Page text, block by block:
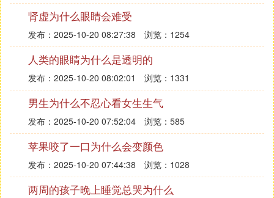
3、吃刺激性食物过多。如果吃刺激性的食物过多，
例如，辛辣的或者是油腻的食物过多，则也会刺激头
发出油。
4、睡眠不规律，尤其是一些熬夜的人，则会在第二
天起床后，发现头油好多，这个就是不规律的睡眠，
导致头发无法得到有效的休息。
5、压力过大，压力过大的话，也会导致内分泌的失
调，所以，这个时候，其造成的结果，就是头发出油
无法控制了。
6、用错洗发水，有一些人，购买了所谓的控油的洗
肾虚为什么眼睛会难受
发布：2025-10-20 08:27:38 浏览：1254
人类的眼睛为什么是透明的
发布：2025-10-20 08:02:01 浏览：1331
男生为什么不忍心看女生生气
发布：2025-10-20 07:52:04 浏览：585
苹果咬了一口为什么会变颜色
发布：2025-10-20 07:44:38 浏览：1028
两周的孩子晚上睡觉总哭为什么